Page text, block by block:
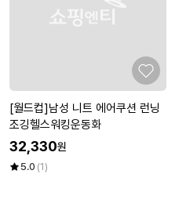
[월드컵]남성 니트 에어쿠션 런닝
조깅헬스워킹운동화
32,330원
5.0 (1)